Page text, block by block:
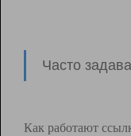
Часто
Как работают